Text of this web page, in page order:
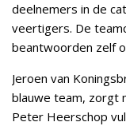
deelnemers in de
veertigers. De
beantwoorden zelf
Jeroen van
blauwe team, zorgt
Peter Heerschop